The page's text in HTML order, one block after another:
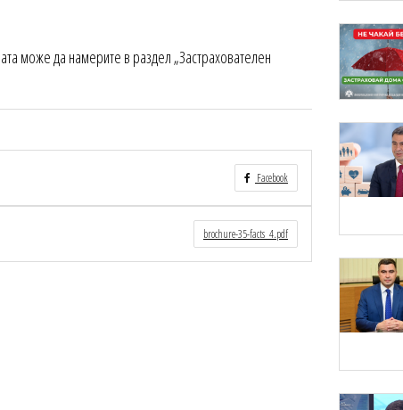
може да намерите в раздел „Застрахователен
Facebook
brochure-35-facts_4.pdf